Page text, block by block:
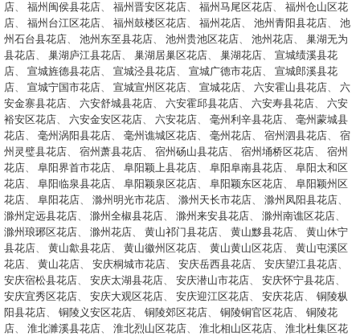
店、 福州闽侯县花店、 福州晋安区花店、 福州马尾区花店、 福州仓山区花
店、 福州台江区花店、 福州鼓楼区花店、 福州花店、 池州青阳县花店、 池
州石台县花店、 池州东至县花店、 池州贵池区花店、 池州花店、 巢湖无为
县花店、 巢湖庐江县花店、 巢湖居巢区花店、 巢湖花店、 宣城绩溪县花
店、 宣城旌德县花店、 宣城泾县花店、 宣城广德市花店、 宣城郎溪县花
店、 宣城宁国市花店、 宣城宣州区花店、 宣城花店、 六安霍山县花店、 六
安金寨县花店、 六安舒城县花店、 六安霍邱县花店、 六安寿县花店、 六安
裕安区花店、 六安金安区花店、 六安花店、 毫州利辛县花店、 毫州蒙城县
花店、 毫州涡阳县花店、 毫州谯城区花店、 毫州花店、 宿州泗县花店、 宿
州灵璧县花店、 宿州萧县花店、 宿州砀山县花店、 宿州埇桥区花店、 宿州
花店、 阜阳界首市花店、 阜阳颖上县花店、 阜阳阜南县花店、 阜阳太和区
花店、 阜阳临泉县花店、 阜阳颖泉区花店、 阜阳颖东区花店、 阜阳颖州区
花店、 阜阳花店、 滁州明光市花店、 滁州天长市花店、 滁州凤阳县花店、
滁州定远县花店、 滁州全椒县花店、 滁州来安县花店、 滁州南谯区花店、
滁州琅琊区花店、 滁州花店、 黄山祁门县花店、 黄山黟县花店、 黄山休宁
县花店、 黄山歙县花店、 黄山徽州区花店、 黄山黄山区花店、 黄山屯溪区
花店、 黄山花店、 安庆桐城市花店、 安庆岳西县花店、 安庆望江县花店、
安庆宿松县花店、 安庆太湖县花店、 安庆潜山市花店、 安庆怀宁县花店、
安庆宜秀区花店、 安庆大观区花店、 安庆迎江区花店、 安庆花店、 铜陵枞
阳县花店、 铜陵义安区花店、 铜陵郊区花店、 铜陵铜官区花店、 铜陵花
店、 淮北濉溪县花店、 淮北烈山区花店、 淮北相山区花店、 淮北杜集区花